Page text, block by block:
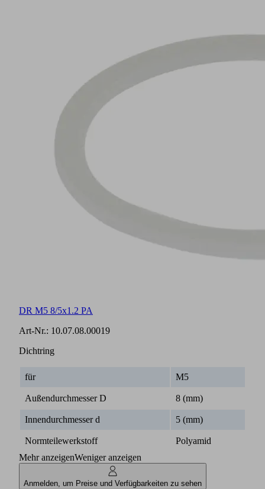
DR M5 8/5x1.2 PA
Art-Nr.: 10.07.08.00019
Dichtring
für M5
Außendurchmesser D 8 (mm)
Innendurchmesser d 5 (mm)
Normteilewerkstoff
Polyamid
Mehr anzeigenWeniger anzeigen
Anmelden, um Preise und Verfügbarkeiten zu sehen